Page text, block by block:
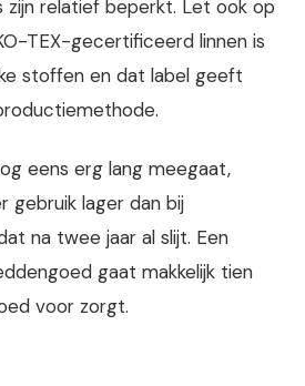
relatief beperkt. Let ook op
TEX-gecertificeerd linnen is
stoffen en dat label geeft
eens erg lang meegaat,
gebruik lager dan bij
na twee jaar al slijt. Een
gaat makkelijk tien
voor zorgt.